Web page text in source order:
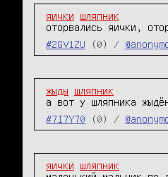
яички
шляпник
оторвались яички,
#2GV1ZU
(0) /
жыды
шляпник
а вот у шляпника
#7I7Y70
(0) /
яички
шляпник